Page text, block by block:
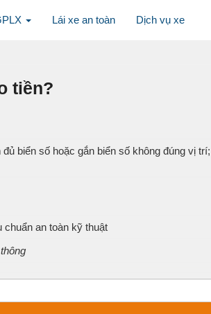
Lái xe an toàn Dịch vụ xe
tiền?
biển số hoặc gắn biển số không đúng vị
chuẩn an toàn kỹ thuật